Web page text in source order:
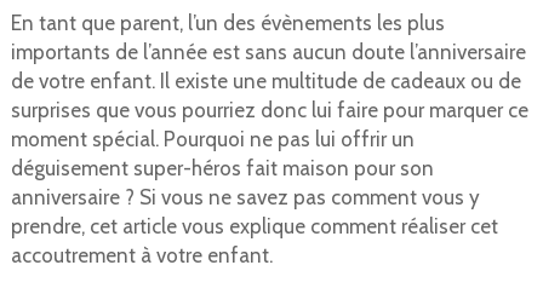
En tant que parent, l’un des évènements les plus
importants de l’année est sans aucun doute l’anniversaire
de votre enfant. Il existe une multitude de cadeaux ou de
surprises que vous pourriez donc lui faire pour marquer ce
moment spécial. Pourquoi ne pas lui offrir un
déguisement super-héros fait maison pour son
anniversaire ? Si vous ne savez pas comment vous y
prendre, cet article vous explique comment réaliser cet
accoutrement à votre enfant.